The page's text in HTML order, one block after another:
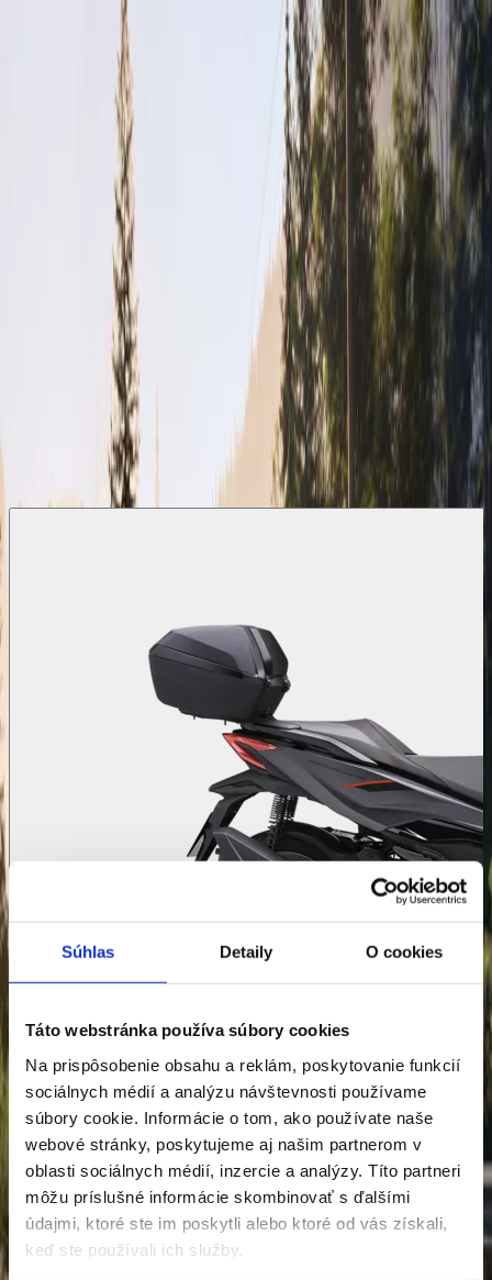
Súhlas Detaily O cookies
Táto webstránka používa súbory cookies
Na prispôsobenie obsahu a reklám, poskytovanie funkcií
sociálnych médií a analýzu návštevnosti používame
súbory cookie. Informácie o tom, ako používate naše
webové stránky, poskytujeme aj našim partnerom v
oblasti sociálnych médií, inzercie a analýzy. Títo partneri
môžu príslušné informácie skombinovať s ďalšími
údajmi, ktoré ste im poskytli alebo ktoré od vás získali,
keď ste používali ich služby.
Objednať predvádzaciu jazdu
Nové vozidlá
Skladové vozidlá
Motocykle
Skladové motocykle
Motorové stroje
Akciová ponuka
Servis
Kontakt
Majitelia
Svet Honda
Späť na skladové motocykle